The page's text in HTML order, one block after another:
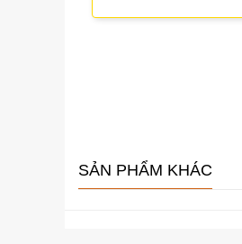
SẢN PHẨM KHÁC